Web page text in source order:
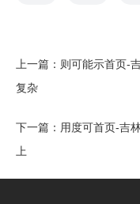
上一篇： 则可能示首页-
复杂
下一篇： 用度可首页-吉
上